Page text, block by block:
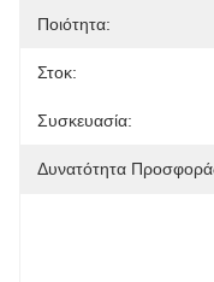
Ποιότητα:
Στοκ:
Συσκευασία:
Δυνατότητα